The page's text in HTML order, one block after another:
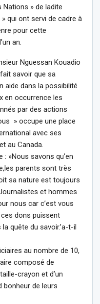
» de ladite
qui ont servi de cadre à
pour cette
an.
Nguessan Kouadio
savoir que sa
aide dans la possibilité
en occurrence les
par des actions
» occupe une place
avec ses
au Canada.
: »Nous savons qu’en
parents sont très
sa nature est toujours
et hommes
nous car c’est vous
dons puissent
quête du savoir.’a-t-il
au nombre de 10,
composé de
crayon et d’un
bonheur de leurs